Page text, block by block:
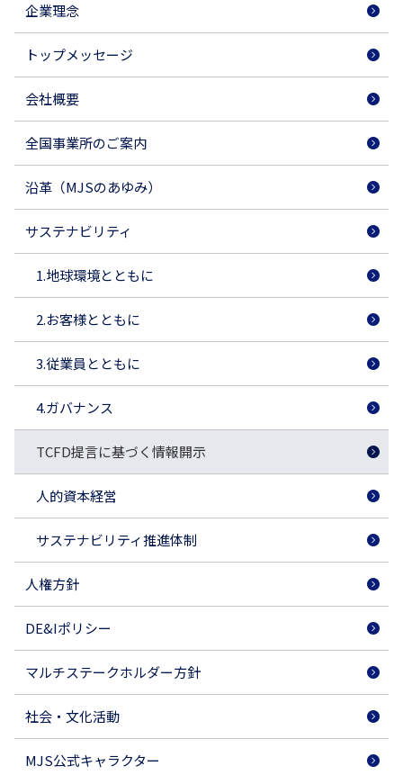
企業理念
トップメッセージ
会社概要
全国事業所のご案内
沿革（MJSのあゆみ）
サステナビリティ
1.地球環境とともに
2.お客様とともに
3.従業員とともに
4.ガバナンス
TCFD提言に基づく情報開示
人的資本経営
サステナビリティ推進体制
人権方針
DE&Iポリシー
マルチステークホルダー方針
社会・文化活動
MJS公式キャラクター